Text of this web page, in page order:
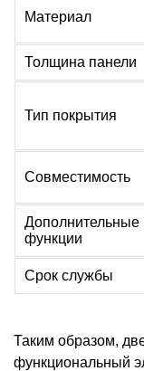
Материал
Толщина панели
Тип покрытия
Совместимость
Дополнительные
функции
Срок службы
Таким образом,
функциональный